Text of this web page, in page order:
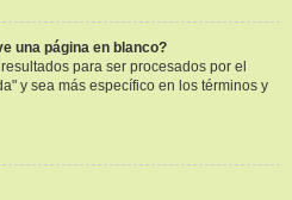
una página en blanco?
para ser procesados por el
y sea más específico en los términos y